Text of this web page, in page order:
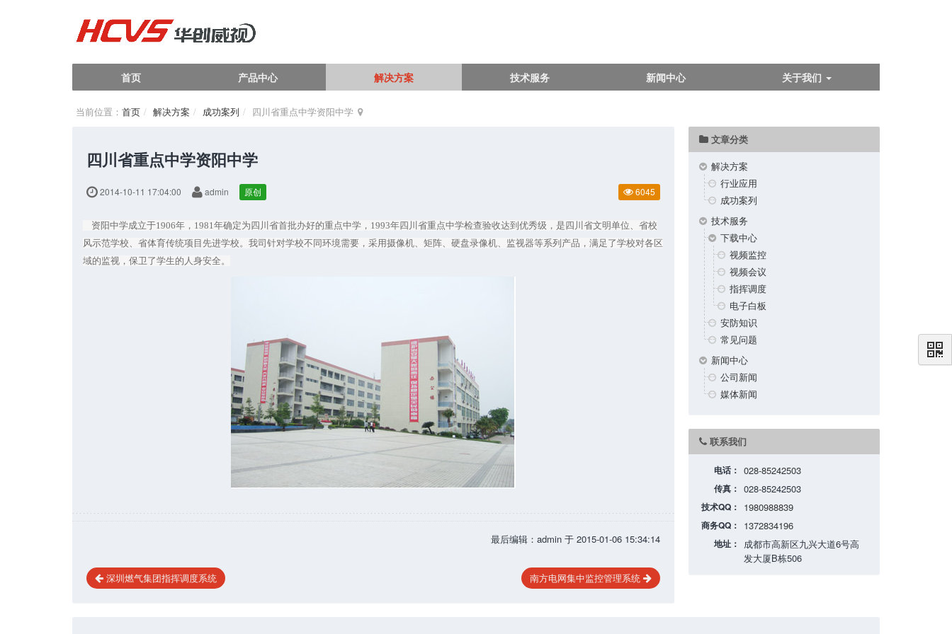
首页 产品中心 解决方案 技术服务 新闻中心 关于我们
当前位置： 首页 解决方案 成功案列 四川省重点中学资阳中学
四川省重点中学资阳中学
2014-10-11 17:04:00 admin 原创 6045
资阳中学成立于1906年，1981年确定为四川省首批办好的重点中学，1993年四川省重点中学检查验收达到优秀级，是四川省文明单位、省校
风示范学校、省体育传统项目先进学校。我司针对学校不同环境需要，采用摄像机、矩阵、硬盘录像机、监视器等系列产品，满足了学校对各区
域的监视，保卫了学生的人身安全。
最后编辑：admin 于 2015-01-06 15:34:14
深圳燃气集团指挥调度系统 南方电网集中监控管理系统
文章分类
解决方案
行业应用
成功案列
技术服务
下载中心
视频监控
视频会议
指挥调度
电子白板
安防知识
常见问题
新闻中心
公司新闻
媒体新闻
联系我们
电话： 028-85242503
传真： 028-85242503
技术QQ： 1980988839
商务QQ： 1372834196
地址：
成都市高新区九兴大道6号高
发大厦B栋506